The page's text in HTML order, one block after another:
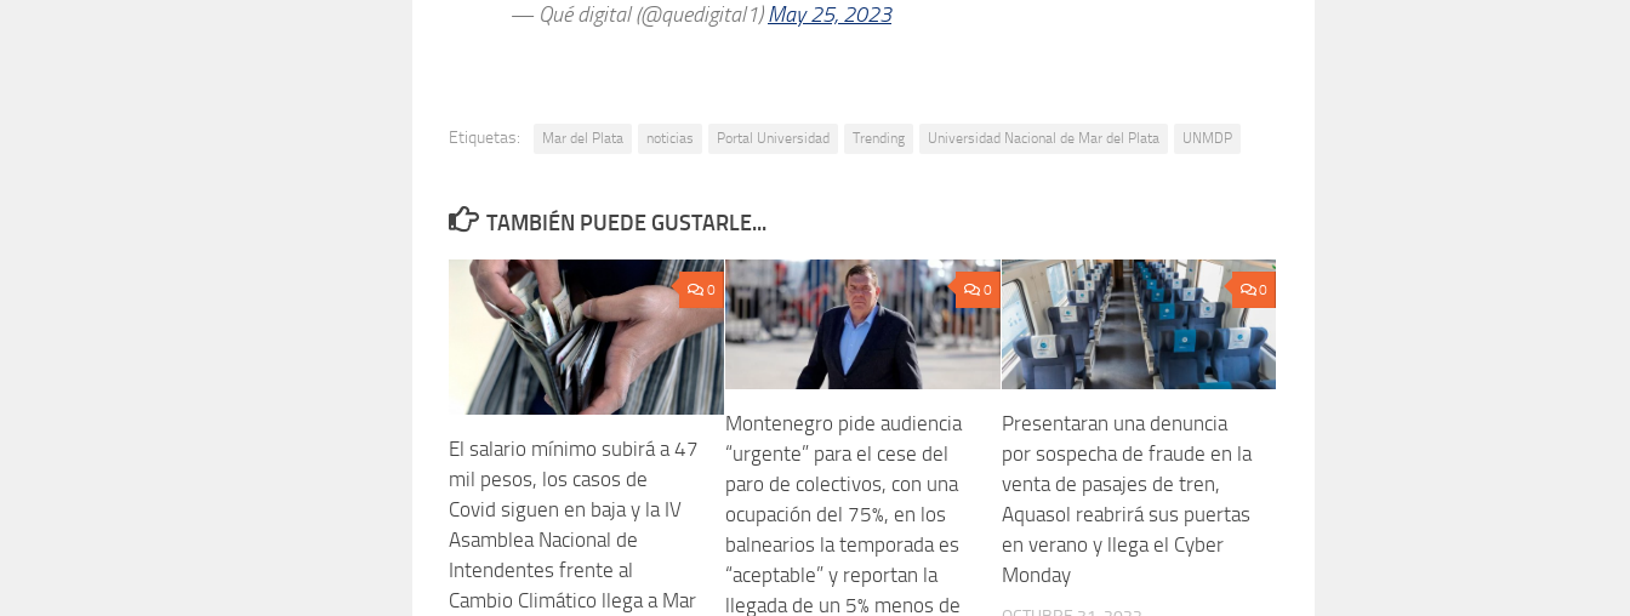
— Qué digital (@quedigital1)May 25, 2023
Etiquetas: Mar del Plata noticias Portal Universidad Trending Universidad Nacional de Mar del Plata UNMDP
TAMBIÉN PUEDE GUSTARLE...
0
El salario mínimo subirá a 47
mil pesos, los casos de
Covid siguen en baja y la IV
Asamblea Nacional de
Intendentes frente al
Cambio Climático llega a Mar
0
Montenegro pide audiencia
“urgente” para el cese del
paro de colectivos, con una
ocupación del 75%, en los
balnearios la temporada es
“aceptable” y reportan la
llegada de un 5% menos de
0
Presentaran una denuncia
por sospecha de fraude en la
venta de pasajes de tren,
Aquasol reabrirá sus puertas
en verano y llega el Cyber
Monday